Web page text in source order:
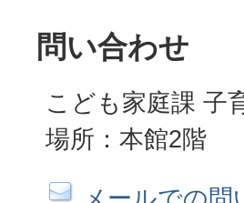
問い合わせ
こども家庭課 子
場所：本館2階